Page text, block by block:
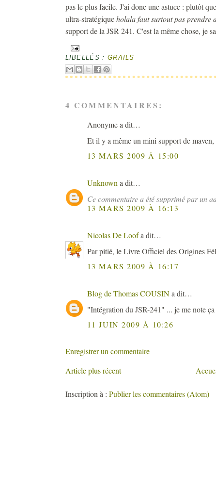
pas le plus facile. J'ai donc une astuce : plutôt
ultra-stratégiqueholala faut surtout pas prendre
support de la JSR 241. C'est la même chose, je
LIBELLÉS : GRAILS
4 COMMENTAIRES:
Anonyme a dit…
Et il y a même un mini support de
13 MARS 2009 À 15:00
Unknowna dit…
Ce commentaire a été supprimé par un
13 MARS 2009 À 16:13
Nicolas De Loofa dit…
Par pitié, le Livre Officiel des Origines
13 MARS 2009 À 16:17
Blog de Thomas COUSINa dit…
"Intégration du JSR-241" ... je me note
11 JUIN 2009 À 10:26
Enregistrer un commentaire
Article plus récent
Inscription à : Publier les commentaires (Atom)